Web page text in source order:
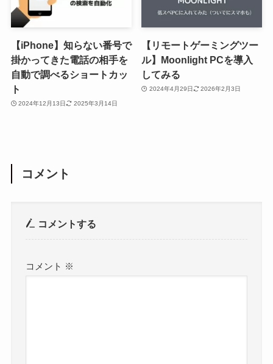
【iPhone】知らない番号で
掛かってきた電話の相手を
自動で調べるショートカッ
ト
2024年12月13日 2025年3月14日
【リモートゲーミングツー
ル】Moonlight PCを導入
してみる
2024年4月29日 2026年2月3日
コメント
コメントする
コメント ※